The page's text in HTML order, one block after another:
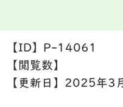
【ID】 P-14061
【閲覧数】
【更新日】 2025年3